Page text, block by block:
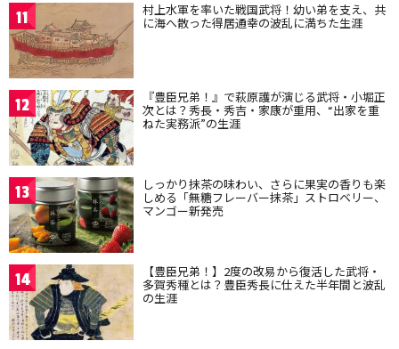
11 村上水軍を率いた戦国武将！幼い弟を支え、共
に海へ散った得居通幸の波乱に満ちた生涯
12 『豊臣兄弟！』で萩原護が演じる武将・小堀正
次とは？秀長・秀吉・家康が重用、“出家を重
ねた実務派”の生涯
13 しっかり抹茶の味わい、さらに果実の香りも楽
しめる「無糖フレーバー抹茶」ストロベリー、
マンゴー新発売
14 【豊臣兄弟！】2度の改易から復活した武将・
多賀秀種とは？豊臣秀長に仕えた半年間と波乱
の生涯